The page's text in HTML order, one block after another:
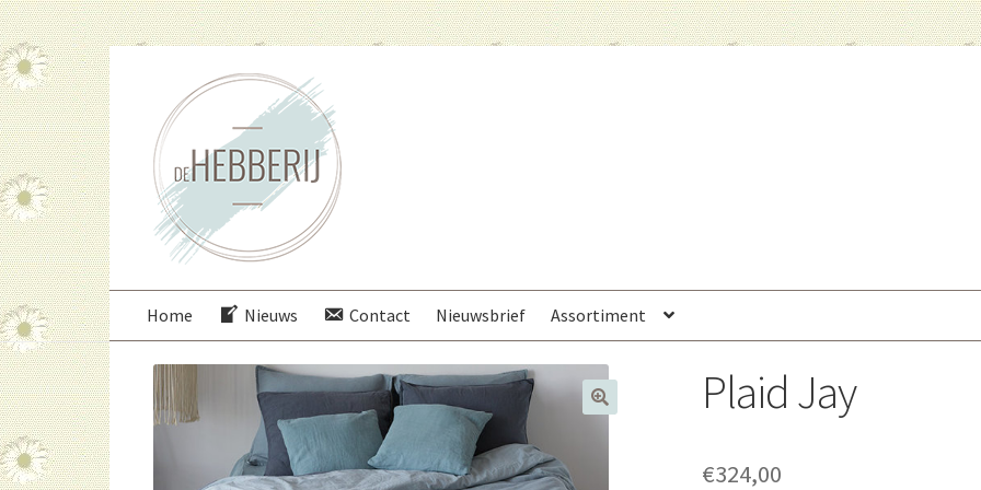
door
naar
navigatie
direct
naar
inhoud
Home Nieuws Contact Nieuwsbrief Assortiment
Plaid Jay
€324,00